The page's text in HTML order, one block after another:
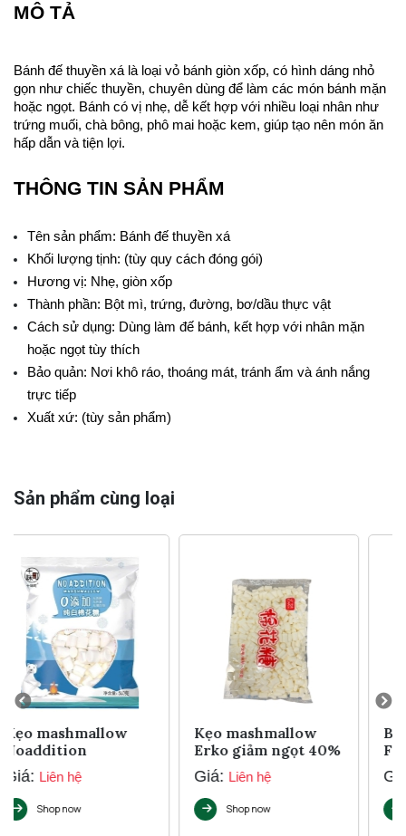
MÔ TẢ
Bánh đế thuyền xá là loại vỏ bánh giòn xốp, có hình dáng nhỏ
gọn như chiếc thuyền, chuyên dùng để làm các món bánh mặn
hoặc ngọt. Bánh có vị nhẹ, dễ kết hợp với nhiều loại nhân như
trứng muối, chà bông, phô mai hoặc kem, giúp tạo nên món ăn
hấp dẫn và tiện lợi.
THÔNG TIN SẢN PHẨM
Tên sản phẩm: Bánh đế thuyền xá
Khối lượng tịnh: (tùy quy cách đóng gói)
Hương vị: Nhẹ, giòn xốp
Thành phần: Bột mì, trứng, đường, bơ/dầu thực vật
Cách sử dụng: Dùng làm đế bánh, kết hợp với nhân mặn
hoặc ngọt tùy thích
Bảo quản: Nơi khô ráo, thoáng mát, tránh ẩm và ánh nắng
trực tiếp
Xuất xứ: (tùy sản phẩm)
Sản phẩm cùng loại
Kẹo mashmallow
Erko giảm ngọt 40%
Giá:Liên hệ
Shop now
Bột Geletin - Classy
Foods
Giá:Liên hệ
Shop now